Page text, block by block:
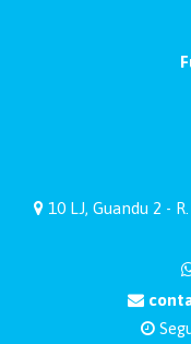
10 LJ, Guandu 2 -